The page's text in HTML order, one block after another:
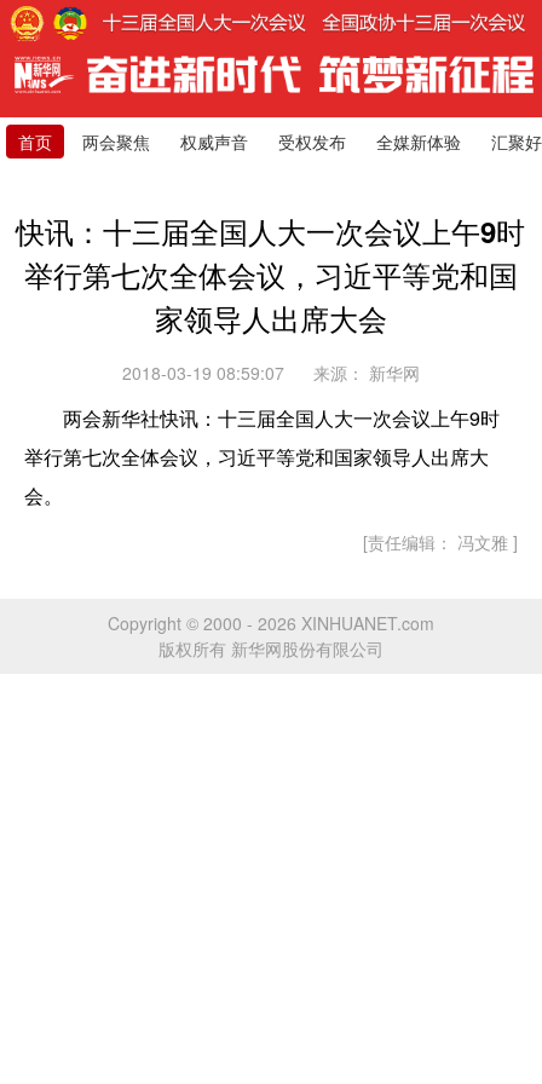
首页 两会聚焦 权威声音 受权发布 全媒新体验 汇聚
快讯：十三届全国人大一次会议上午9时
举行第七次全体会议，习近平等党和国
家领导人出席大会
2018-03-19 08:59:07 来源： 新华网
两会新华社快讯：十三届全国人大一次会议上午9时
举行第七次全体会议，习近平等党和国家领导人出席大
会。
[责任编辑： 冯文雅 ]
Copyright © 2000 - 2026 XINHUANET.com
版权所有 新华网股份有限公司